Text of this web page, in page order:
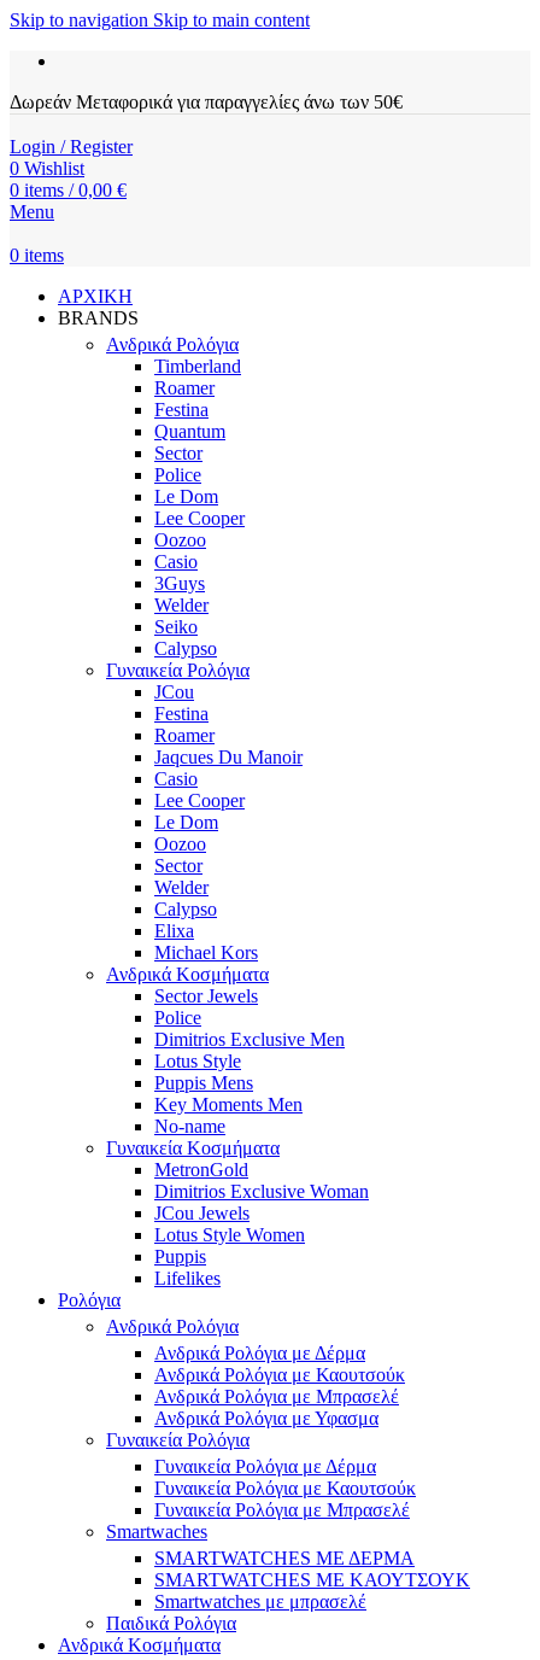
Skip to navigation Skip to main content
Δωρεάν Μεταφορικά για παραγγελίες άνω των 50€
Login / Register
0 Wishlist
0 items / 0,00 €
Menu
0 items
ΑΡΧΙΚΗ
BRANDS
Ανδρικά Ρολόγια
Timberland
Roamer
Festina
Quantum
Sector
Police
Le Dom
Lee Cooper
Oozoo
Casio
3Guys
Welder
Seiko
Calypso
Γυναικεία Ρολόγια
JCou
Festina
Roamer
Jaqcues Du Manoir
Casio
Lee Cooper
Le Dom
Oozoo
Sector
Welder
Calypso
Elixa
Michael Kors
Ανδρικά Κοσμήματα
Sector Jewels
Police
Dimitrios Exclusive Men
Lotus Style
Puppis Mens
Key Moments Men
No-name
Γυναικεία Κοσμήματα
MetronGold
Dimitrios Exclusive Woman
JCou Jewels
Lotus Style Women
Puppis
Lifelikes
Ρολόγια
Ανδρικά Ρολόγια
Ανδρικά Ρολόγια με Δέρμα
Ανδρικά Ρολόγια με Καουτσούκ
Ανδρικά Ρολόγια με Μπρασελέ
Ανδρικά Ρολόγια με Υφασμα
Γυναικεία Ρολόγια
Γυναικεία Ρολόγια με Δέρμα
Γυναικεία Ρολόγια με Καουτσούκ
Γυναικεία Ρολόγια με Μπρασελέ
Smartwaches
SMARTWATCHES ΜΕ ΔΕΡΜΑ
SMARTWATCHES ΜΕ ΚΑΟΥΤΣΟΥΚ
Smartwatches με μπρασελέ
Παιδικά Ρολόγια
Ανδρικά Κοσμήματα